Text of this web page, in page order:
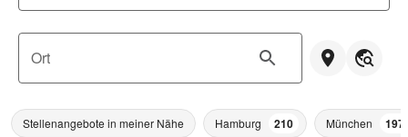
Ort
Stellenangebote in meiner Nähe Hamburg 210 München 197